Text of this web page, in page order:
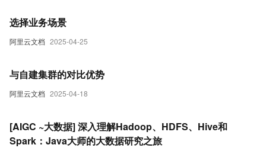
阿里云文档 2025-04-25
选择业务场景
阿里云文档 2025-04-18
与自建集群的对比优势
[AIGC ~大数据] 深入理解Hadoop、HDFS、Hive和
Spark：Java大师的大数据研究之旅